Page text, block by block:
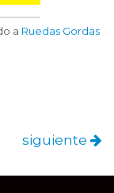
a Ruedas Gordas
siguiente